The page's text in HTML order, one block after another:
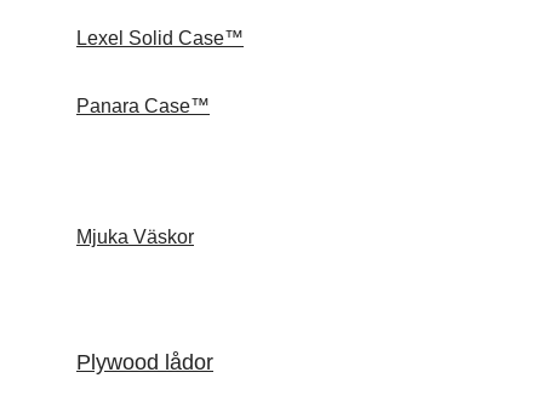
Lexel Solid Case™
Panara Case™
Mjuka Väskor
Plywood lådor